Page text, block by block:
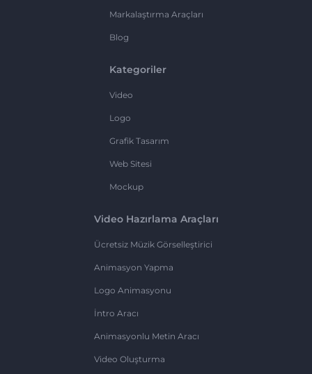
Markalaştırma Araçları
Blog
Kategoriler
Video
Logo
Grafik Tasarım
Web Sitesi
Mockup
Video Hazırlama Araçları
Ücretsiz Müzik Görselleştirici
Animasyon Yapma
Logo Animasyonu
İntro Aracı
Animasyonlu Metin Aracı
Video Oluşturma